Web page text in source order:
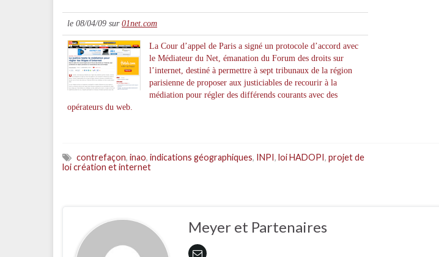
le 08/04/09 sur 01net.com
La Cour d’appel de Paris a signé un protocole d’accord avec
le Médiateur du Net, émanation du Forum des droits sur
l’internet, destiné à permettre à sept tribunaux de la région
parisienne de proposer aux justiciables de recourir à la
médiation pour régler des différends courants avec des
opérateurs du web.
contrefaçon, inao, indications géographiques, INPI, loi HADOPI, projet de
loi création et internet
Meyer et Partenaires